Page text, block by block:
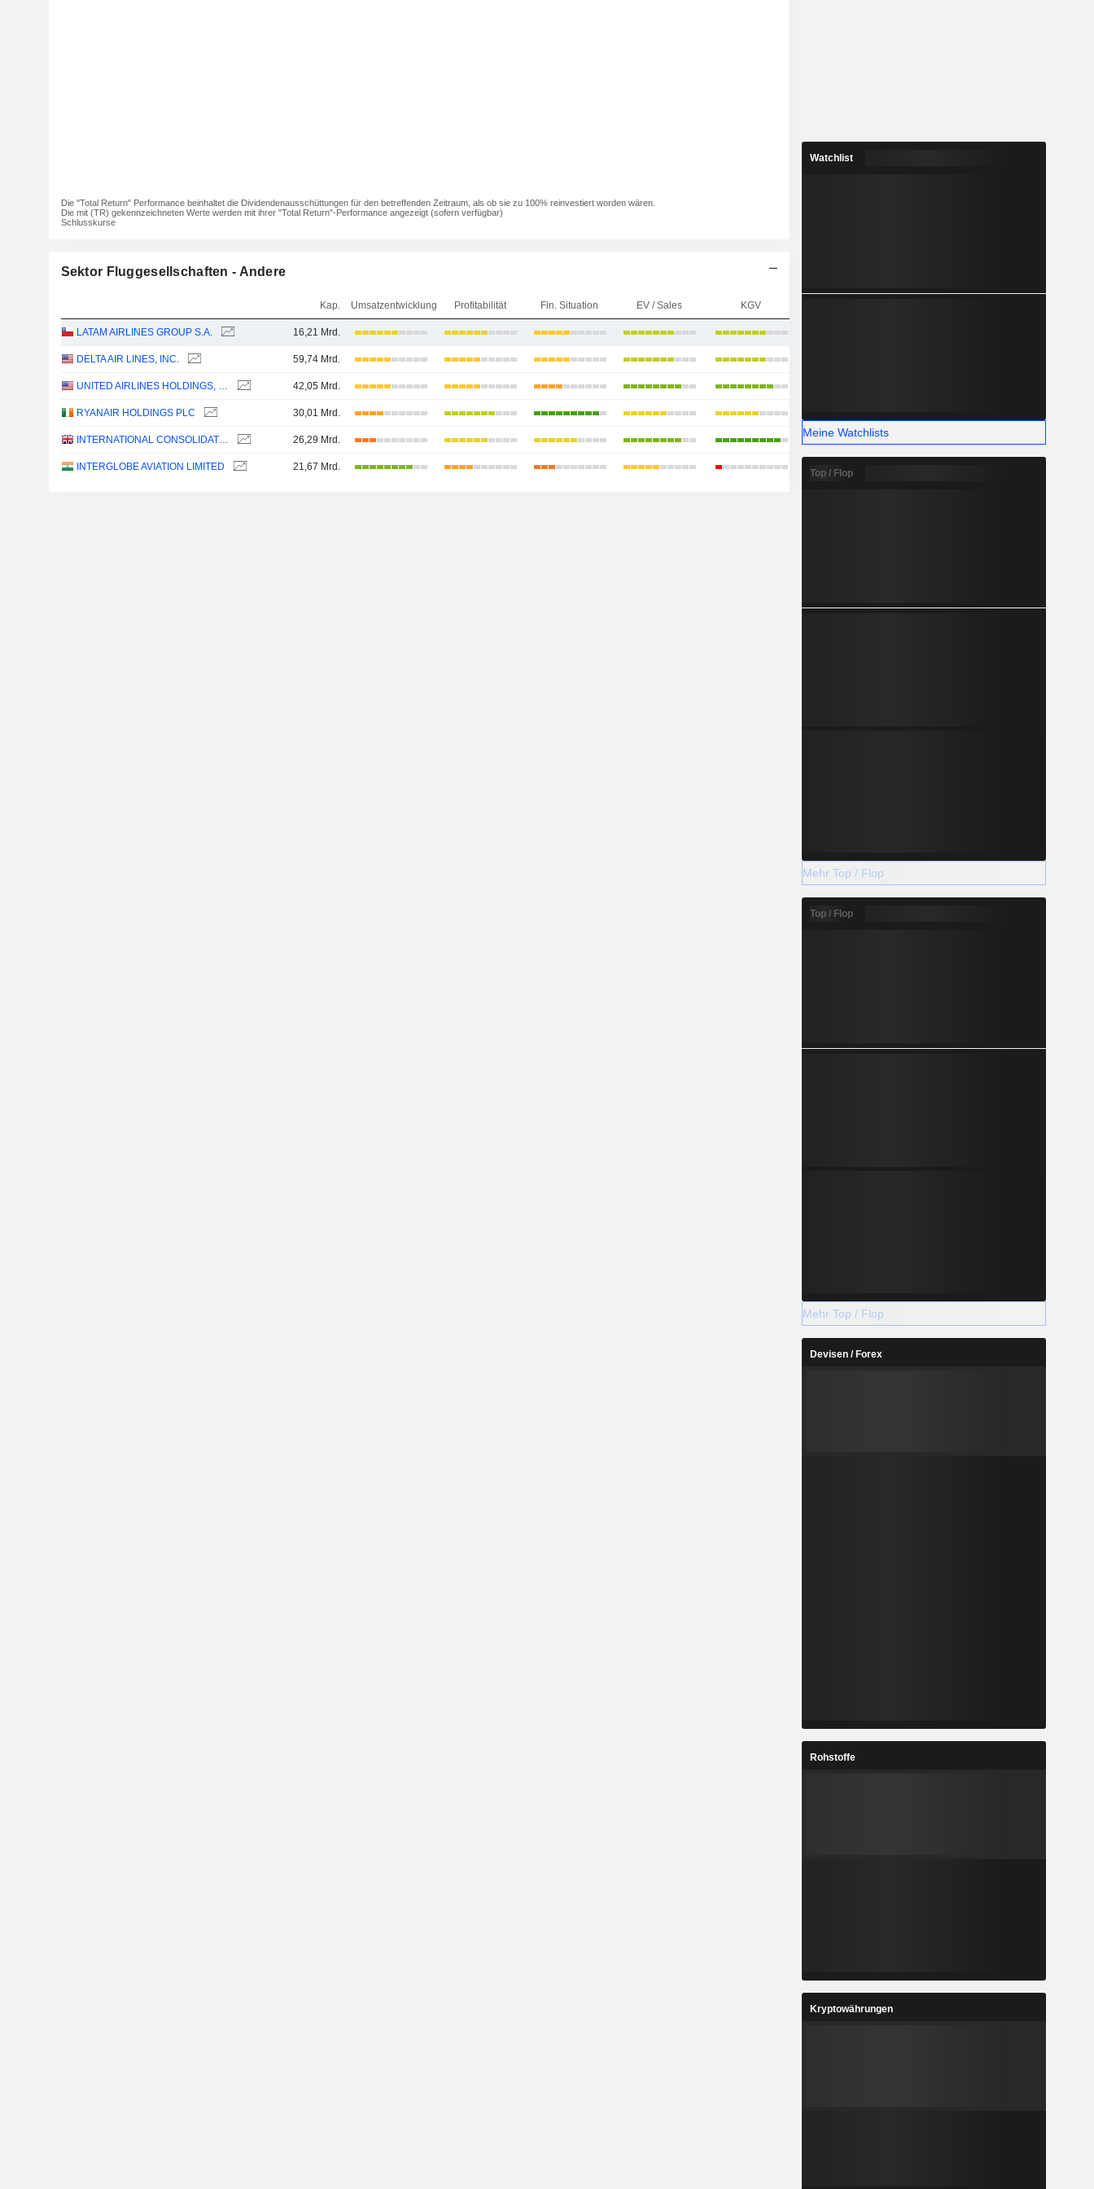
Die "Total Return" Performance beinhaltet die Dividendenausschüttungen für den betreffenden Zeitraum, als ob sie zu 100% reinvestiert worden wären.
Die mit (TR) gekennzeichneten Werte werden mit ihrer "Total Return"-Performance angezeigt (sofern verfügbar)
Schlusskurse
Sektor Fluggesellschaften - Andere
Kap. Umsatzentwicklung Profitabilität Fin. Situation EV / Sales KGV
LATAM AIRLINES GROUP S.A. 16,21 Mrd.
DELTA AIR LINES, INC. 59,74 Mrd.
UNITED AIRLINES HOLDINGS, INC. 42,05 Mrd.
RYANAIR HOLDINGS PLC 30,01 Mrd.
INTERNATIONAL CONSOLIDATED AIRLINES GROUP, S.A. 26,29 Mrd.
INTERGLOBE AVIATION LIMITED 21,67 Mrd.
Watchlist
Meine Watchlists
Top / Flop
Mehr Top / Flop
Top / Flop
Mehr Top / Flop
Devisen / Forex
Rohstoffe
Kryptowährungen